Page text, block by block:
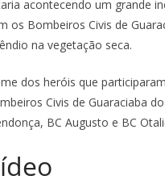
acontecendo um grande
os Bombeiros Civis de
na vegetação seca.
dos heróis que
Civis de Guaraciaba
BC Augusto e BC